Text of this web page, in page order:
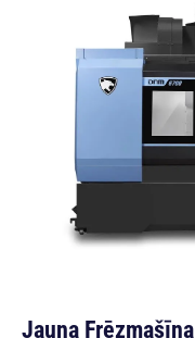
Jauna Frēzmašīna